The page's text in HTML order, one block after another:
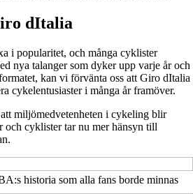
dItalia
i popularitet, och många cyklister
nya talanger som dyker upp varje år och
kan vi förvänta oss att Giro dItalia
cykelentusiaster i många år framöver.
miljömedvetenheten i cykeling blir
och cyklister tar nu mer hänsyn till
historia som alla fans borde minnas